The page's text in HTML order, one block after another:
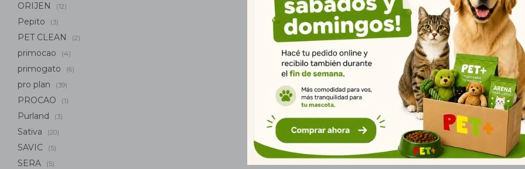
ORIJEN (12)
Pepito (3)
PET CLEAN (2)
primocao (4)
primogato (6)
pro plan (39)
PROCAO (1)
Purland (3)
Sativa (20)
SAVIC (5)
SERA (5)